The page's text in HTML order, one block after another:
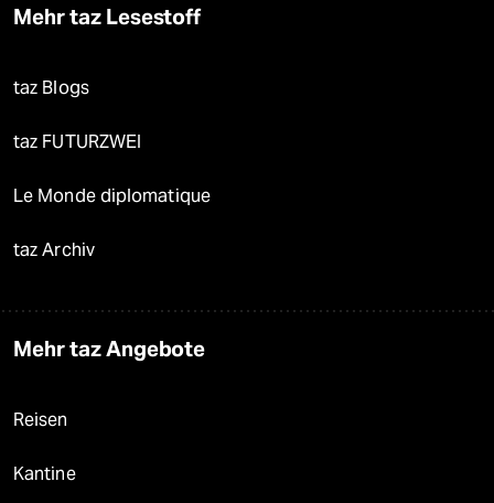
Mehr taz Lesestoff
taz Blogs
taz FUTURZWEI
Le Monde diplomatique
taz Archiv
Mehr taz Angebote
Reisen
Kantine